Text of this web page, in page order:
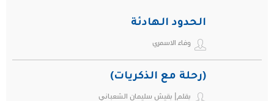
الحدود الهادئة
وفاء الاسمري
(رحلة مع الذكريات)
بقلم| بقيش سليمان الشعباني